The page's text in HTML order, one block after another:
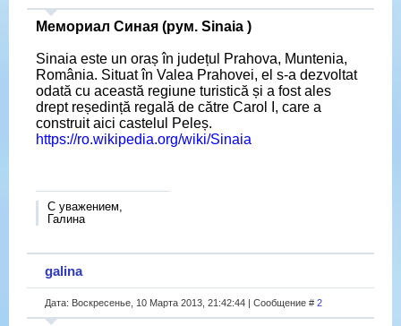
Мемориал Синая (рум. Sinaia )
Sinaia este un oraș în județul Prahova, Muntenia,
România. Situat în Valea Prahovei, el s-a dezvoltat
odată cu această regiune turistică și a fost ales
drept reședință regală de către Carol I, care a
construit aici castelul Peleș.
https://ro.wikipedia.org/wiki/Sinaia
С уважением,
Галина
galina
Дата: Воскресенье, 10 Марта 2013, 21:42:44 | Сообщение # 2